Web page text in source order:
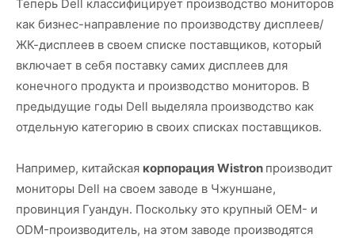
Теперь Dell классифицирует производство мониторов
как бизнес-направление по производству дисплеев/
ЖК-дисплеев в своем списке поставщиков, который
включает в себя поставку самих дисплеев для
конечного продукта и производство мониторов. В
предыдущие годы Dell выделяла производство как
отдельную категорию в своих списках поставщиков.
Например, китайская корпорация Wistron производит
мониторы Dell на своем заводе в Чжуншане,
провинция Гуандун. Поскольку это крупный OEM- и
ODM-производитель, на этом заводе производятся